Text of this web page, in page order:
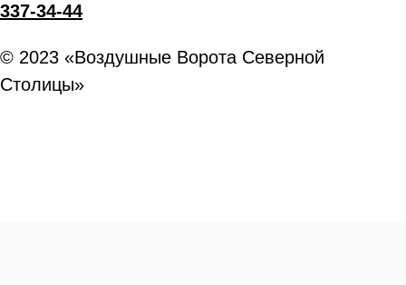
337-34-44
© 2023 «Воздушные Ворота Северной
Столицы»